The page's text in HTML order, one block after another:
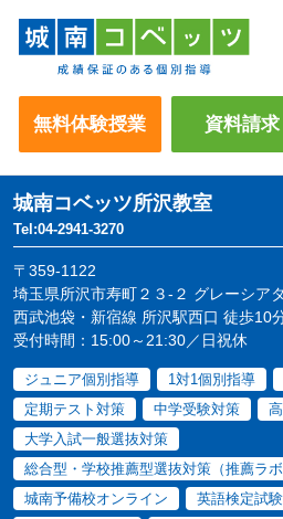
無料体験授業 資料請求
城南コベッツ所沢教室
Tel:04-2941-3270
〒359-1122
埼玉県所沢市寿町２３-２ グレーシア
西武池袋・新宿線 所沢駅西口 徒歩10
受付時間：15:00～21:30／日祝休
ジュニア個別指導 1対1個別指導
定期テスト対策
中学受験対策
大学入試一般選抜対策
総合型・学校推薦型選抜対策（推薦ラボ
城南予備校オンライン
英語検定試